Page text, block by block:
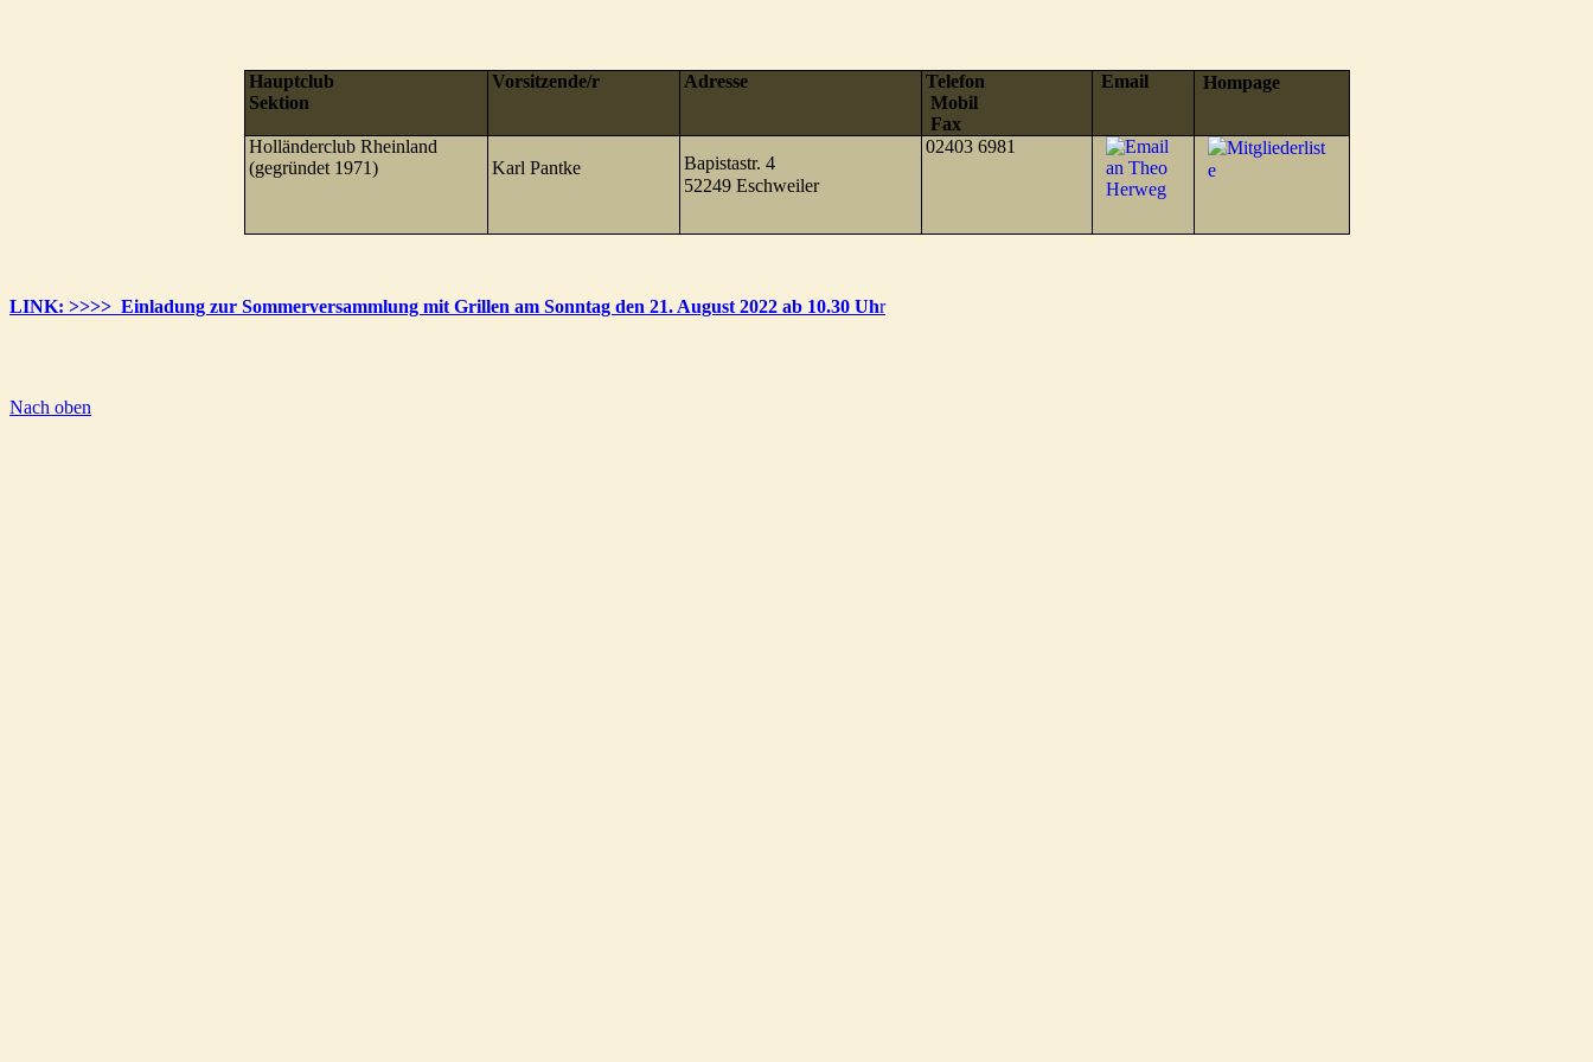
Hauptclub
Sektion
Vorsitzende/r Adresse
Telefon
Mobil
Fax
Email Hompage
Holländerclub Rheinland
(gegründet 1971)
Karl Pantke
Bapistastr. 4
52249 Eschweiler
02403 6981
LINK: >>>> Einladung zur Sommerversammlung mit Grillen am Sonntag den 21. August 2022 ab 10.30 Uhr
Nach oben